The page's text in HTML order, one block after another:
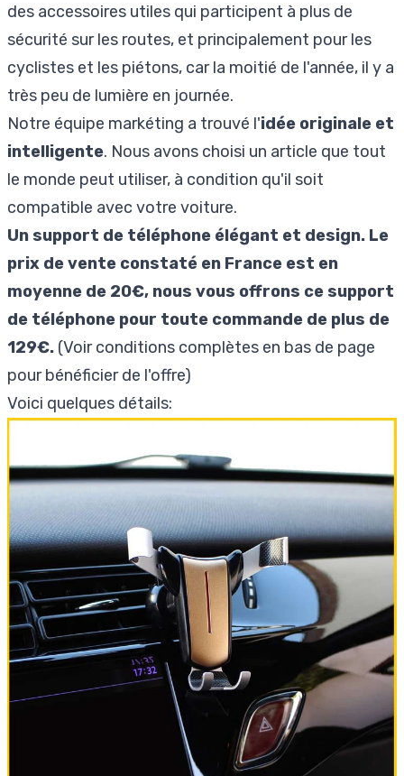
des accessoires utiles qui participent à plus de
sécurité sur les routes, et principalement pour les
cyclistes et les piétons, car la moitié de l'année, il y a
très peu de lumière en journée.
Notre équipe markéting a trouvé l'idée originale et
intelligente. Nous avons choisi un article que tout
le monde peut utiliser, à condition qu'il soit
compatible avec votre voiture.
Un support de téléphone élégant et design. Le
prix de vente constaté en France est en
moyenne de 20€, nous vous offrons ce support
de téléphone pour toute commande de plus de
129€. (Voir conditions complètes en bas de page
pour bénéficier de l'offre)
Voici quelques détails: